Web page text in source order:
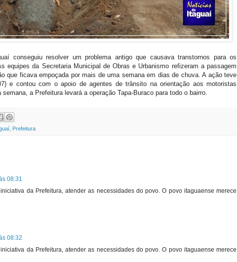
conseguiu resolver um problema antigo que causava transtornos para os
equipes da Secretaria Municipal de Obras e Urbanismo refizeram a passagem
que ficava empoçada por mais de uma semana em dias de chuva. A ação teve
e contou com o apoio de agentes de trânsito na orientação aos motoristas
a Prefeitura levará a operação Tapa-Buraco para todo o bairro.
Prefeitura
08:31
da Prefeitura, atender as necessidades do povo. O povo itaguaense merece
08:32
da Prefeitura, atender as necessidades do povo. O povo itaguaense merece